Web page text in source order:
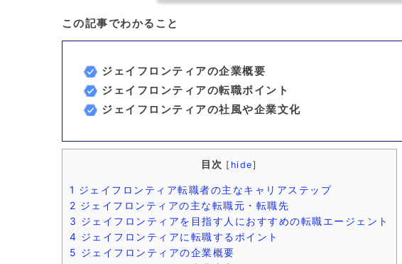
この記事でわかること
ジェイフロンティアの企業概要
ジェイフロンティアの転職ポイント
ジェイフロンティアの社風や企業文化
目次 [ hide]
1 ジェイフロンティア転職者の主なキャリアステップ
2 ジェイフロンティアの主な転職元・転職先
3 ジェイフロンティアを目指す人におすすめの転職エージェント
4 ジェイフロンティアに転職するポイント
5 ジェイフロンティアの企業概要